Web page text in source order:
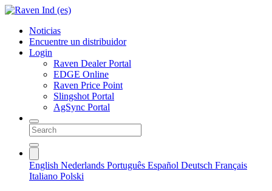
Noticias
Encuentre un distribuidor
Login
Raven Dealer Portal
EDGE Online
Raven Price Point
Slingshot Portal
AgSync Portal
English Nederlands Português Español Deutsch Français
Italiano Polski